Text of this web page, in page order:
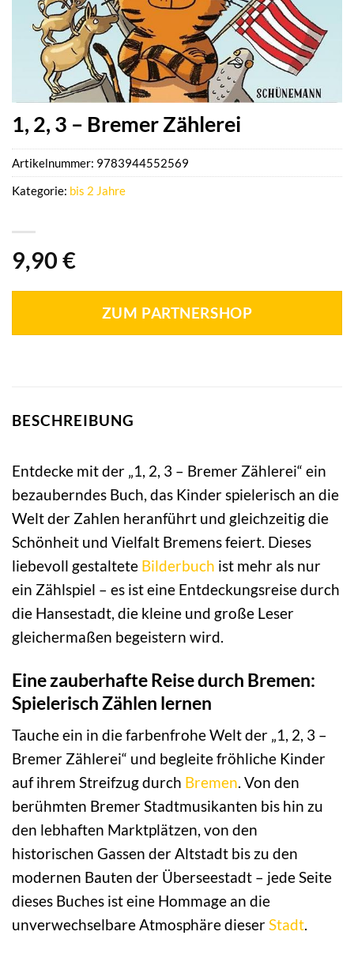
1, 2, 3 – Bremer Zählerei
9,90 €
ZUM PARTNERSHOP
Artikelnummer: 9783944552569
Kategorie: bis 2 Jahre
BESCHREIBUNG
Entdecke mit der „1, 2, 3 – Bremer Zählerei“ ein
bezauberndes Buch, das Kinder spielerisch an die
Welt der Zahlen heranführt und gleichzeitig die
Schönheit und Vielfalt Bremens feiert. Dieses
liebevoll gestaltete Bilderbuch ist mehr als nur
ein Zählspiel – es ist eine Entdeckungsreise durch
die Hansestadt, die kleine und große Leser
gleichermaßen begeistern wird.
Eine zauberhafte Reise durch Bremen:
Spielerisch Zählen lernen
Tauche ein in die farbenfrohe Welt der „1, 2, 3 –
Bremer Zählerei“ und begleite fröhliche Kinder
auf ihrem Streifzug durch Bremen. Von den
berühmten Bremer Stadtmusikanten bis hin zu
den lebhaften Marktplätzen, von den
historischen Gassen der Altstadt bis zu den
modernen Bauten der Überseestadt – jede Seite
dieses Buches ist eine Hommage an die
unverwechselbare Atmosphäre dieserStadt.